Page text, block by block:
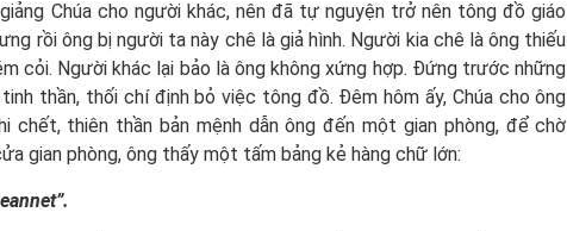
Chúa cho người khác, nên đã tự nguyện trở nên tông đồ giáo
rồi ông bị người ta này chê là giả hình. Người kia chê là ông thiếu
cỏi. Người khác lại bảo là ông không xứng hợp. Đứng trước những
thần, thối chí định bỏ việc tông đồ. Đêm hôm ấy, Chúa cho ông
chết, thiên thần bản mệnh dẫn ông đến một gian phòng, để chờ
gian phòng, ông thấy một tấm bảng kẻ hàng chữ lớn: